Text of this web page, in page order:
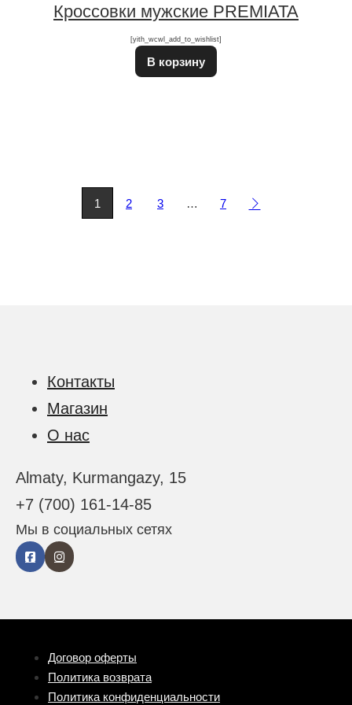
Кроссовки мужские PREMIATA
[yith_wcwl_add_to_wishlist]
В корзину
1 2 3 … 7
Контакты
Магазин
О нас
Almaty, Kurmangazy, 15
+7 (700) 161-14-85
Мы в социальных сетях
Договор оферты
Политика возврата
Политика конфиденциальности